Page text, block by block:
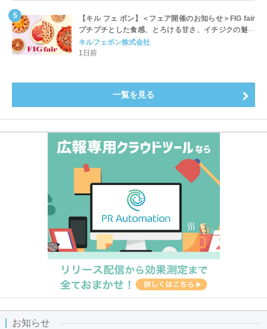
【キル フェ ボン】＜フェア開催のお知らせ＞FIG fair
プチプチとした食感、とろける甘さ、イチジクの魅力
をたっぷりと。新作を含め、イチジク尽くしの全4種が
登場8月20日（木）スタート
キルフェボン株式会社
1日前
一覧を見る
お知らせ